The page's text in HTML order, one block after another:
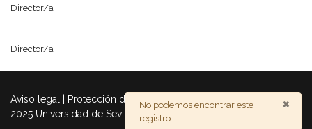
×
Advertencia
No podemos encontrar este
registro
Director/a
Director/a
Aviso legal | Protección de datos | Accesibilidad © Copyright
2025 Universidad de Sevilla - Todos los derechos reservados